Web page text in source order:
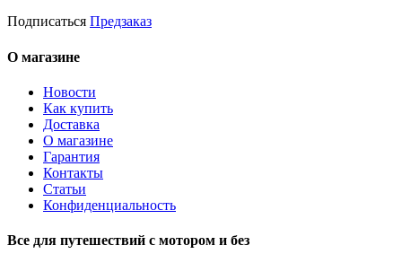
Подписаться Предзаказ
О магазине
Новости
Как купить
Доставка
О магазине
Гарантия
Контакты
Статьи
Конфиденциальность
Все для путешествий с мотором и без